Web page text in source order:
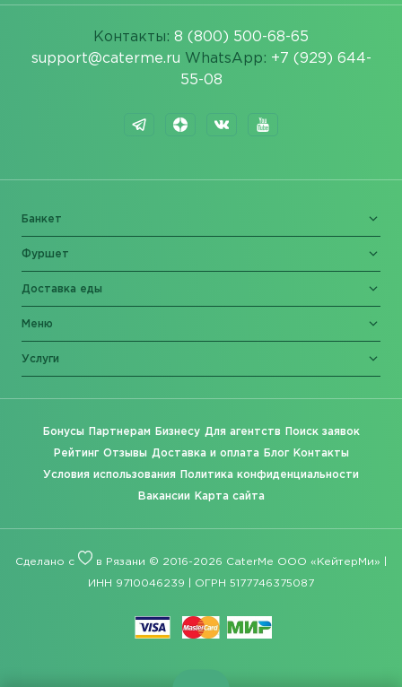
Контакты: 8 (800) 500-68-65
support@caterme.ru WhatsApp: +7 (929) 644-
55-08
Банкет
Фуршет
Доставка еды
Меню
Услуги
Бонусы Партнерам Бизнесу Для агентств Поиск заявок
Рейтинг Отзывы Доставка и оплата Блог Контакты
Условия использования Политика конфиденциальности
Вакансии Карта сайта
Сделано с в Рязани © 2016-2026 CaterMe ООО «КейтерМи» |
ИНН 9710046239 | ОГРН 5177746375087